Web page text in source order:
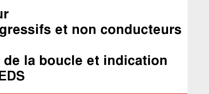
et non conducteurs
la boucle et indication